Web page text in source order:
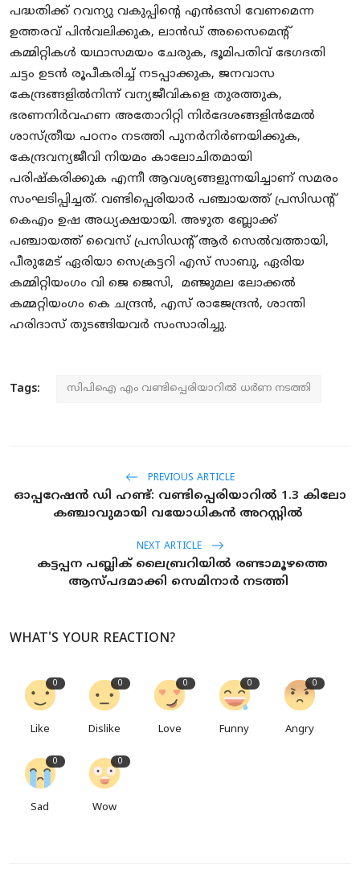
പദ്ധതിക്ക് റവന്യു വകുപ്പിന്റെ എന്‍ഒസി വേണമെന്ന
ഉത്തരവ് പിന്‍വലിക്കുക, ലാന്‍ഡ് അസൈമെന്റ്
കമ്മിറ്റികള്‍ യഥാസമയം ചേരുക, ഭൂമിപതിവ് ഭേഗദതി
ചട്ടം ഉടന്‍ രൂപീകരിച്ച് നടപ്പാക്കുക, ജനവാസ
കേന്ദ്രങ്ങളില്‍നിന്ന് വന്യജീവികളെ തുരത്തുക,
ഭരണനിര്‍വഹണ അതോറിറ്റി നിര്‍ദേശങ്ങളിന്‍മേല്‍
ശാസ്ത്രീയ പഠനം നടത്തി പുനര്‍നിര്‍ണയിക്കുക,
കേന്ദ്രവന്യജീവി നിയമം കാലോചിതമായി
പരിഷ്‌കരിക്കുക എന്നീ ആവശ്യങ്ങളുന്നയിച്ചാണ് സമരം
സംഘടിപ്പിച്ചത്. വണ്ടിപ്പെരിയാര്‍ പഞ്ചായത്ത് പ്രസിഡന്റ്
കെഎം ഉഷ അധ്യക്ഷയായി. അഴുത ബ്ലോക്ക്
പഞ്ചായത്ത് വൈസ് പ്രസിഡന്റ് ആര്‍ സെല്‍വത്തായി,
പീരുമേട് ഏരിയാ സെക്രട്ടറി എസ് സാബു, ഏരിയ
കമ്മിറ്റിയംഗം വി ജെ ജെസി, മഞ്ജുമല ലോക്കല്‍
കമ്മറ്റിയംഗം കെ ചന്ദ്രന്‍, എസ് രാജേന്ദ്രന്‍, ശാന്തി
ഹരിദാസ് തുടങ്ങിയവര്‍ സംസാരിച്ചു.
Tags: സിപിഐ എം വണ്ടിപ്പെരിയാറില്‍ ധര്‍ണ നടത്തി
PREVIOUS ARTICLE
ഓപ്പറേഷന്‍ ഡി ഹണ്ട്: വണ്ടിപ്പെരിയാറില്‍ 1.3 കിലോ
കഞ്ചാവുമായി വയോധികന്‍ അറസ്റ്റില്‍
NEXT ARTICLE
കട്ടപ്പന പബ്ലിക് ലൈബ്രറിയില്‍ രണ്ടാമൂഴത്തെ
ആസ്പദമാക്കി സെമിനാര്‍ നടത്തി
WHAT'S YOUR REACTION?
0
Like
0
Dislike
0
Love
0
Funny
0
Angry
0
Sad
0
Wow